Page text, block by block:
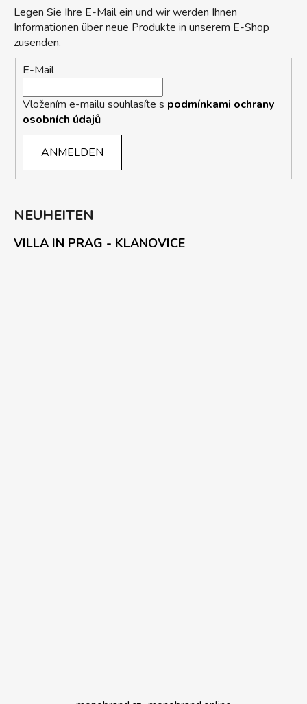
Legen Sie Ihre E-Mail ein und wir werden Ihnen
Informationen über neue Produkte in unserem E-Shop
zusenden.
E-Mail
Vložením e-mailu souhlasíte s podmínkami ochrany
osobních údajů
ANMELDEN
NEUHEITEN
VILLA IN PRAG - KLANOVICE